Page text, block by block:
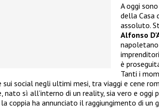
A oggi
della Casa
assoluto.
Alfonso
è
Tanti i
sui social negli ultimi mesi, tra viaggi e cene
nato sì all’interno di un reality, sia vero e oggi
coppia ha annunciato il raggiungimento di un